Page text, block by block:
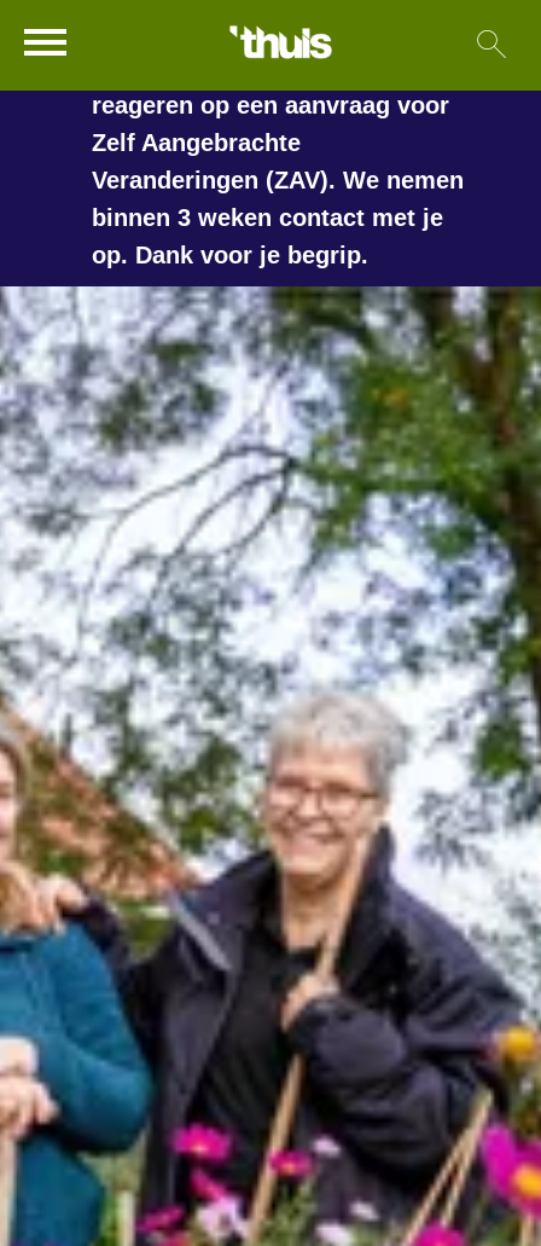
Naar hoofdinhoud
Naar hoofdnavigatiemenu
Naar zoeken
Naar de homepage
Ga naar Hoofd
langer duren voordat we
reageren op een aanvraag voor
Zelf Aangebrachte
Veranderingen (ZAV). We nemen
binnen 3 weken contact met je
op. Dank voor je begrip.